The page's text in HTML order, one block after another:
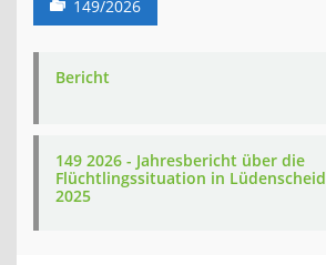
149/2026
Bericht
149 2026 - Jahresbericht über die
Flüchtlingssituation in Lüdenscheid
2025